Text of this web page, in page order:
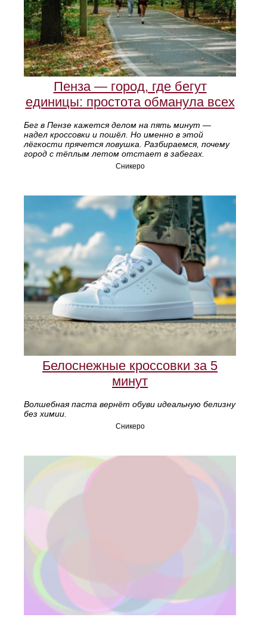
Пенза — город, где бегут
единицы: простота обманула всех
Бег в Пензе кажется делом на пять минут —
надел кроссовки и пошёл. Но именно в этой
лёгкости прячется ловушка. Разбираемся, почему
город с тёплым летом отстает в забегах.
Сникеро
Белоснежные кроссовки за 5
минут
Волшебная паста вернёт обуви идеальную белизну
без химии.
Сникеро